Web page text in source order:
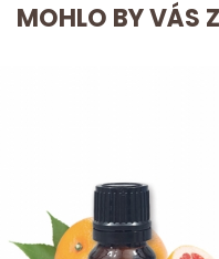
MOHLO BY VÁS